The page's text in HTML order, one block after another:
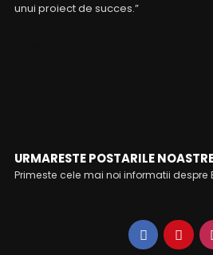
unui proiect de succes.”
URMARESTE POSTARILE
Primeste cele mai noi informatii despre